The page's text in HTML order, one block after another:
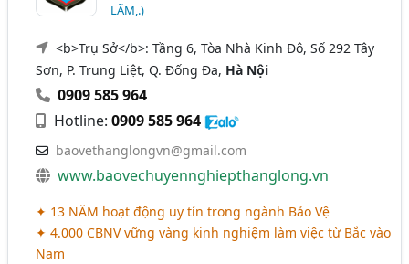
LÃM,.)
<b>Trụ Sở</b>: Tầng 6, Tòa Nhà Kinh Đô, Số 292 Tây
Sơn, P. Trung Liệt, Q. Đống Đa, Hà Nội
0909 585 964
Hotline:0909 585 964
baovethanglongvn@gmail.com
www.baovechuyennghiepthanglong.vn
✦ 13 NĂM hoạt động uy tín trong ngành Bảo Vệ
✦ 4.000 CBNV vững vàng kinh nghiệm làm việc từ Bắc vào
Nam